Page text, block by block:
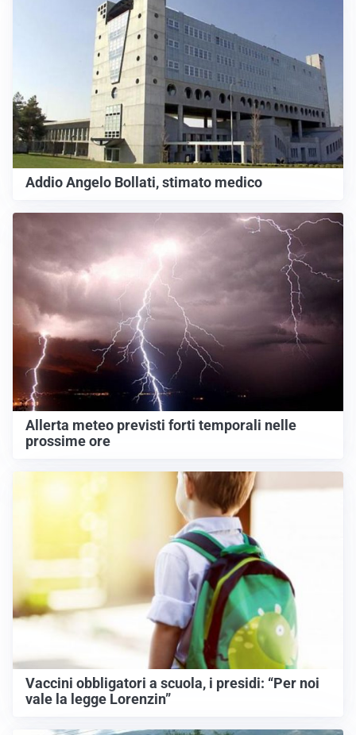
Addio Angelo Bollati, stimato medico
Allerta meteo previsti forti temporali nelle
prossime ore
Vaccini obbligatori a scuola, i presidi: “Per noi
vale la legge Lorenzin”